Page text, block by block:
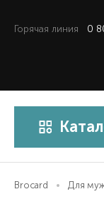
Горячая линия 0
Brocard Для